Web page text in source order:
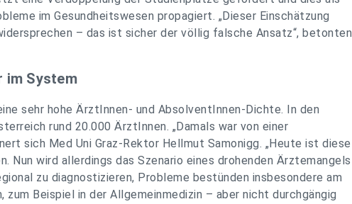
im Gesundheitswesen propagiert. „Dieser Einschätzung
– das ist sicher der völlig falsche Ansatz“, betonten
im System
sehr hohe ÄrztInnen- und AbsolventInnen-Dichte. In den
rund 20.000 ÄrztInnen. „Damals war von einer
sich Med Uni Graz-Rektor Hellmut Samonigg. „Heute ist diese
Nun wird allerdings das Szenario eines drohenden Ärztemangels
zu diagnostizieren, Probleme bestünden insbesondere am
zum Beispiel in der Allgemeinmedizin – aber nicht durchgängig